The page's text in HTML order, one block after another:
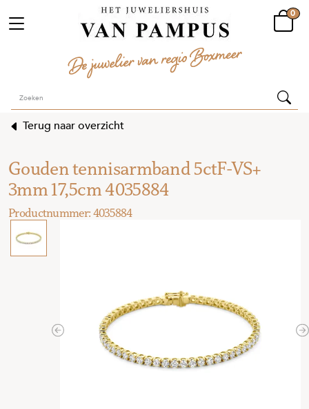
0
Terug naar overzicht
Gouden tennisarmband 5ctF-VS+
3mm 17,5cm 4035884
Previous